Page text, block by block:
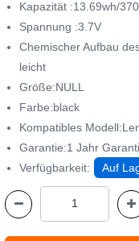
Kapazität :13.69wh/
Spannung :3.7V
Chemischer Aufbau
leicht
Größe:NULL
Farbe:black
Kompatibles
Garantie:1 Jahr
Verfügbarkeit:
Auf